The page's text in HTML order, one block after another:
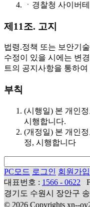
ㆍ 경찰청 사이버
제11조. 고지
법령.정책 또는 보안기
수정이 있을 시에는 변
트의 공지사항을 통하
부칙
(시행일) 본 개인
시행합니다.
(개정일) 본 개인
정, 시행합니다
PC모드 로그인 회원가입
대표번호 : 1566 - 0622
경기도 수원시 장안구
© 2026 Copyrights xn--